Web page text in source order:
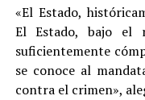
«El Estado,
El Estado, bajo el
suficientemente
se conoce al
contra el crimen»,